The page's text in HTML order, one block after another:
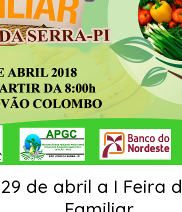
de abril a I Feira